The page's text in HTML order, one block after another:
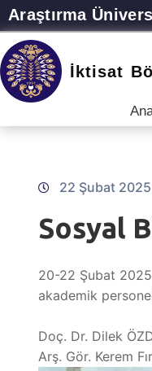
Araştırma
İktisat
22 Şubat 2025
Sosyal
20-22 Şubat 2025
akademik
Doç. Dr. Dilek
Arş. Gör. Kerem